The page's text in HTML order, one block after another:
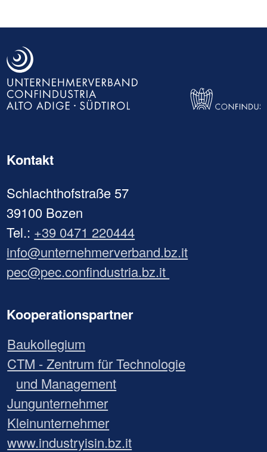
Kontakt
Schlachthofstraße 57
39100 Bozen
Tel.: +39 0471 220444
info@unternehmerverband.bz.it
pec@pec.confindustria.bz.it
Kooperationspartner
Baukollegium
CTM - Zentrum für Technologie
und Management
Jungunternehmer
Kleinunternehmer
www.industryisin.bz.it